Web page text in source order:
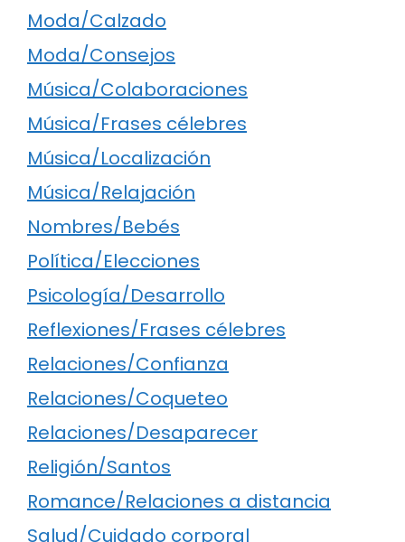
Moda/Calzado
Moda/Consejos
Música/Colaboraciones
Música/Frases célebres
Música/Localización
Música/Relajación
Nombres/Bebés
Política/Elecciones
Psicología/Desarrollo
Reflexiones/Frases célebres
Relaciones/Confianza
Relaciones/Coqueteo
Relaciones/Desaparecer
Religión/Santos
Romance/Relaciones a distancia
Salud/Cuidado corporal